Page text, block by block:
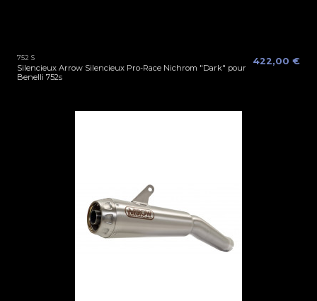
752 S
Silencieux Arrow Silencieux Pro-Race Nichrom "Dark" pour
Benelli 752s
422,00 €